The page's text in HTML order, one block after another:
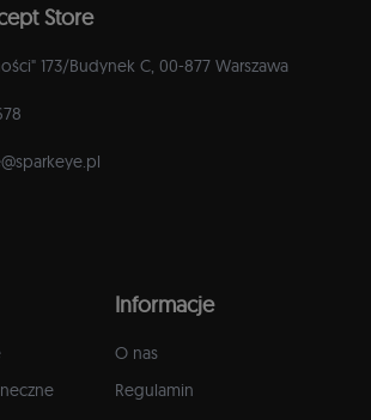
Store
173/Budynek C, 00-877 Warszawa
Informacje
O nas
Regulamin